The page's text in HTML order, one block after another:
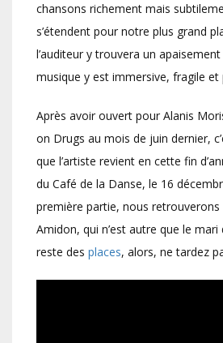
chansons richement mais
s’étendent pour notre plus grand
l’auditeur y trouvera un
musique y est immersive, fragile et
Après avoir ouvert pour Alanis
on Drugs au mois de juin dernier,
que l’artiste revient en cette fin
du Café de la Danse, le 16
première partie, nous retrouverons
Amidon, qui n’est autre que le
reste des places, alors, ne tardez